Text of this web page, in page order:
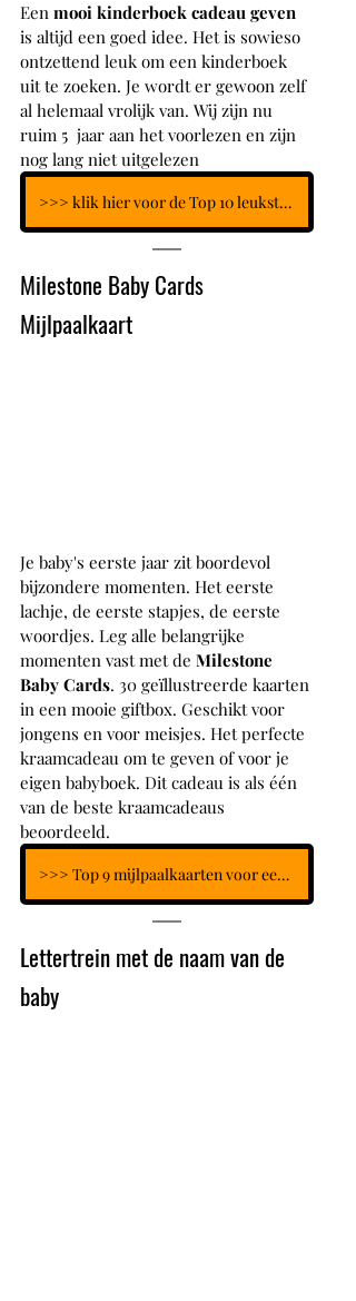
Een mooi kinderboek cadeau geven
is altijd een goed idee. Het is sowieso
ontzettend leuk om een kinderboek
uit te zoeken. Je wordt er gewoon zelf
al helemaal vrolijk van. Wij zijn nu
ruim 5  jaar aan het voorlezen en zijn
nog lang niet uitgelezen
>>> klik hier voor de Top 10 leukste babyboeken
Milestone Baby Cards
Mijlpaalkaart
Je baby's eerste jaar zit boordevol
bijzondere momenten. Het eerste
lachje, de eerste stapjes, de eerste
woordjes. Leg alle belangrijke
momenten vast met de Milestone
Baby Cards. 30 geïllustreerde kaarten
in een mooie giftbox. Geschikt voor
jongens en voor meisjes. Het perfecte
kraamcadeau om te geven of voor je
eigen babyboek. Dit cadeau is als één
van de beste kraamcadeaus
beoordeeld.
>>> Top 9 mijlpaalkaarten voor een baby (0-12 maanden)
Lettertrein met de naam van de
baby